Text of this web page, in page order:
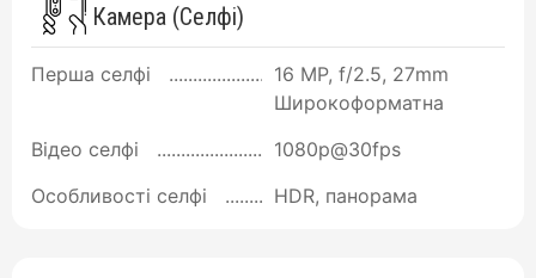
Камера (Селфі)
Перша селфі
16 MP, f/2.5, 27mm
Широкоформатна
Відео селфі
1080p@30fps
Особливості селфі
HDR, панорама